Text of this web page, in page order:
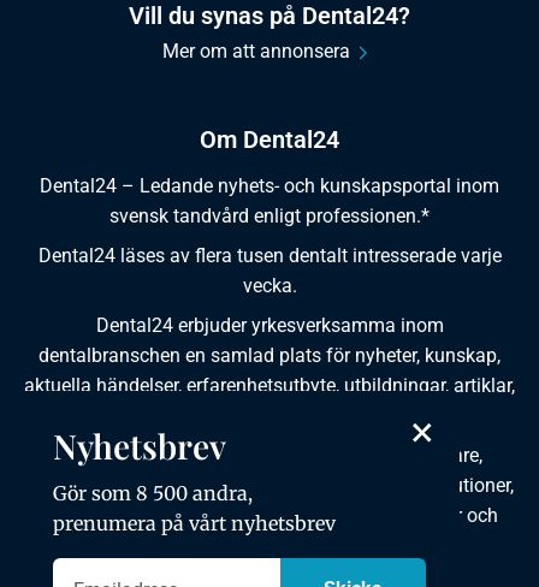
Om Dental24
Dental24 – Ledande nyhets- och kunskapsportal inom
svensk tandvård enligt professionen.*
Dental24 läses av flera tusen dentalt intresserade varje
vecka.
Dental24 erbjuder yrkesverksamma inom
dentalbranschen en samlad plats för nyheter, kunskap,
aktuella händelser, erfarenhetsutbyte, utbildningar, artiklar,
Dental24 produceras i samverkan med tandläkare,
tandhygienister, tandsköterskor, tandtekniker, institutioner,
kursgivare, föreningar, organisationer, leverantörer och
Vill du synas på Dental24?
Mer om att annonsera
×
Nyhetsbrev
Gör som 8 500 andra,
prenumera på vårt nyhetsbrev